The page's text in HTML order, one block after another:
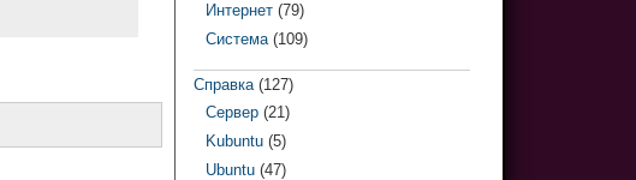
Интернет (79)
Система(109)
Справка(127)
Сервер (21)
Kubuntu (5)
Ubuntu (47)